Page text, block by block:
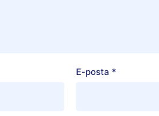
E-posta *